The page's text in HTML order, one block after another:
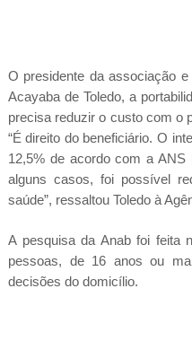
O presidente da associação
Acayaba de Toledo, a
precisa reduzir o custo com o
“É direito do beneficiário. O
12,5% de acordo com a ANS
alguns casos, foi possível
saúde”, ressaltou Toledo à
A pesquisa da Anab foi feita
pessoas, de 16 anos ou
decisões do domicílio.